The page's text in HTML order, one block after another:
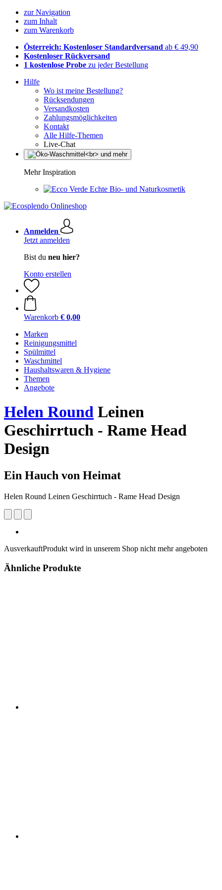
zur Navigation
zum Inhalt
zum Warenkorb
Österreich: Kostenloser Standardversand ab € 49,90
Kostenloser Rückversand
1 kostenlose Probe zu jeder Bestellung
Hilfe
Wo ist meine Bestellung?
Rücksendungen
Versandkosten
Zahlungsmöglichkeiten
Kontakt
Alle Hilfe-Themen
Live-Chat
Mehr Inspiration
Echte Bio- und Naturkosmetik
Anmelden
Jetzt anmelden
Bist du neu hier?
Konto erstellen
Warenkorb € 0,00
Marken
Reinigungsmittel
Spülmittel
Waschmittel
Haushaltswaren & Hygiene
Themen
Angebote
Helen Round Leinen
Geschirrtuch - Rame Head
Design
Ein Hauch von Heimat
Helen Round Leinen Geschirrtuch - Rame Head Design
AusverkauftProdukt wird in unserem Shop nicht mehr angeboten
Ähnliche Produkte